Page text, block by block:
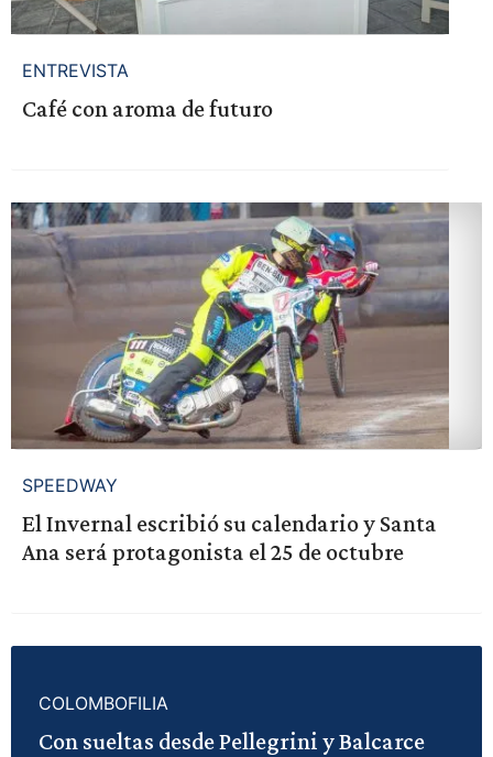
ENTREVISTA
Café con aroma de futuro
SPEEDWAY
El Invernal escribió su calendario y Santa
Ana será protagonista el 25 de octubre
COLOMBOFILIA
Con sueltas desde Pellegrini y Balcarce